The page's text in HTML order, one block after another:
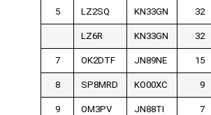
5 LZ2SQ KN33GN 32
LZ6R KN33GN 32
7 OK2DTF JN89NE 15
8 SP8MRD KO00XC 9
9 OM3PV JN88TI 7